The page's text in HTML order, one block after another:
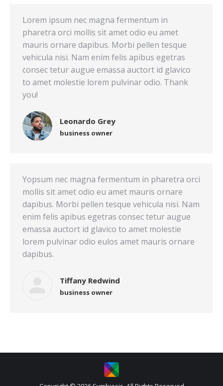
Lorem ipsum nec magna fermentum in
pharetra orci mollis sit amet odio eu amet
mauris ornare dapibus. Morbi pellen tesque
vehicula nisi. Nam enim felis apibus egetras
consec tetur augue emassa auctort id glavico
to amet molestie lorem pulvinar odio. Thank
you!
Leonardo Grey
business owner
Yopsum nec magna fermentum in pharetra orci
mollis sit amet odio eu amet mauris ornare
dapibus. Morbi pellen tesque vehicula nisi. Nam
enim felis apibus egetras consec tetur augue
emassa auctort id glavico to amet molestie
lorem pulvinar odio eulos amet mauris ornare
dapibus.
Tiffany Redwind
business owner